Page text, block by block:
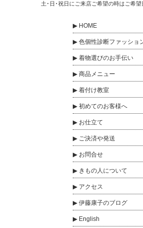
土･日･祝日にご来店ご希望の時はご希
HOME
色個性診断ファッショ
着物選びのお手伝い
商品メニュー
着付け教室
初めてのお客様へ
お仕立て
ご決済や発送
お問合せ
きもの人について
アクセス
伊藤康子のブログ
English